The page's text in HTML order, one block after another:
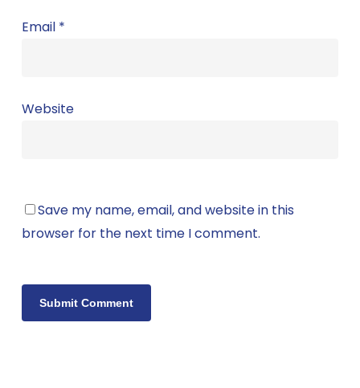
Email *
Website
Save my name, email, and website in this
browser for the next time I comment.